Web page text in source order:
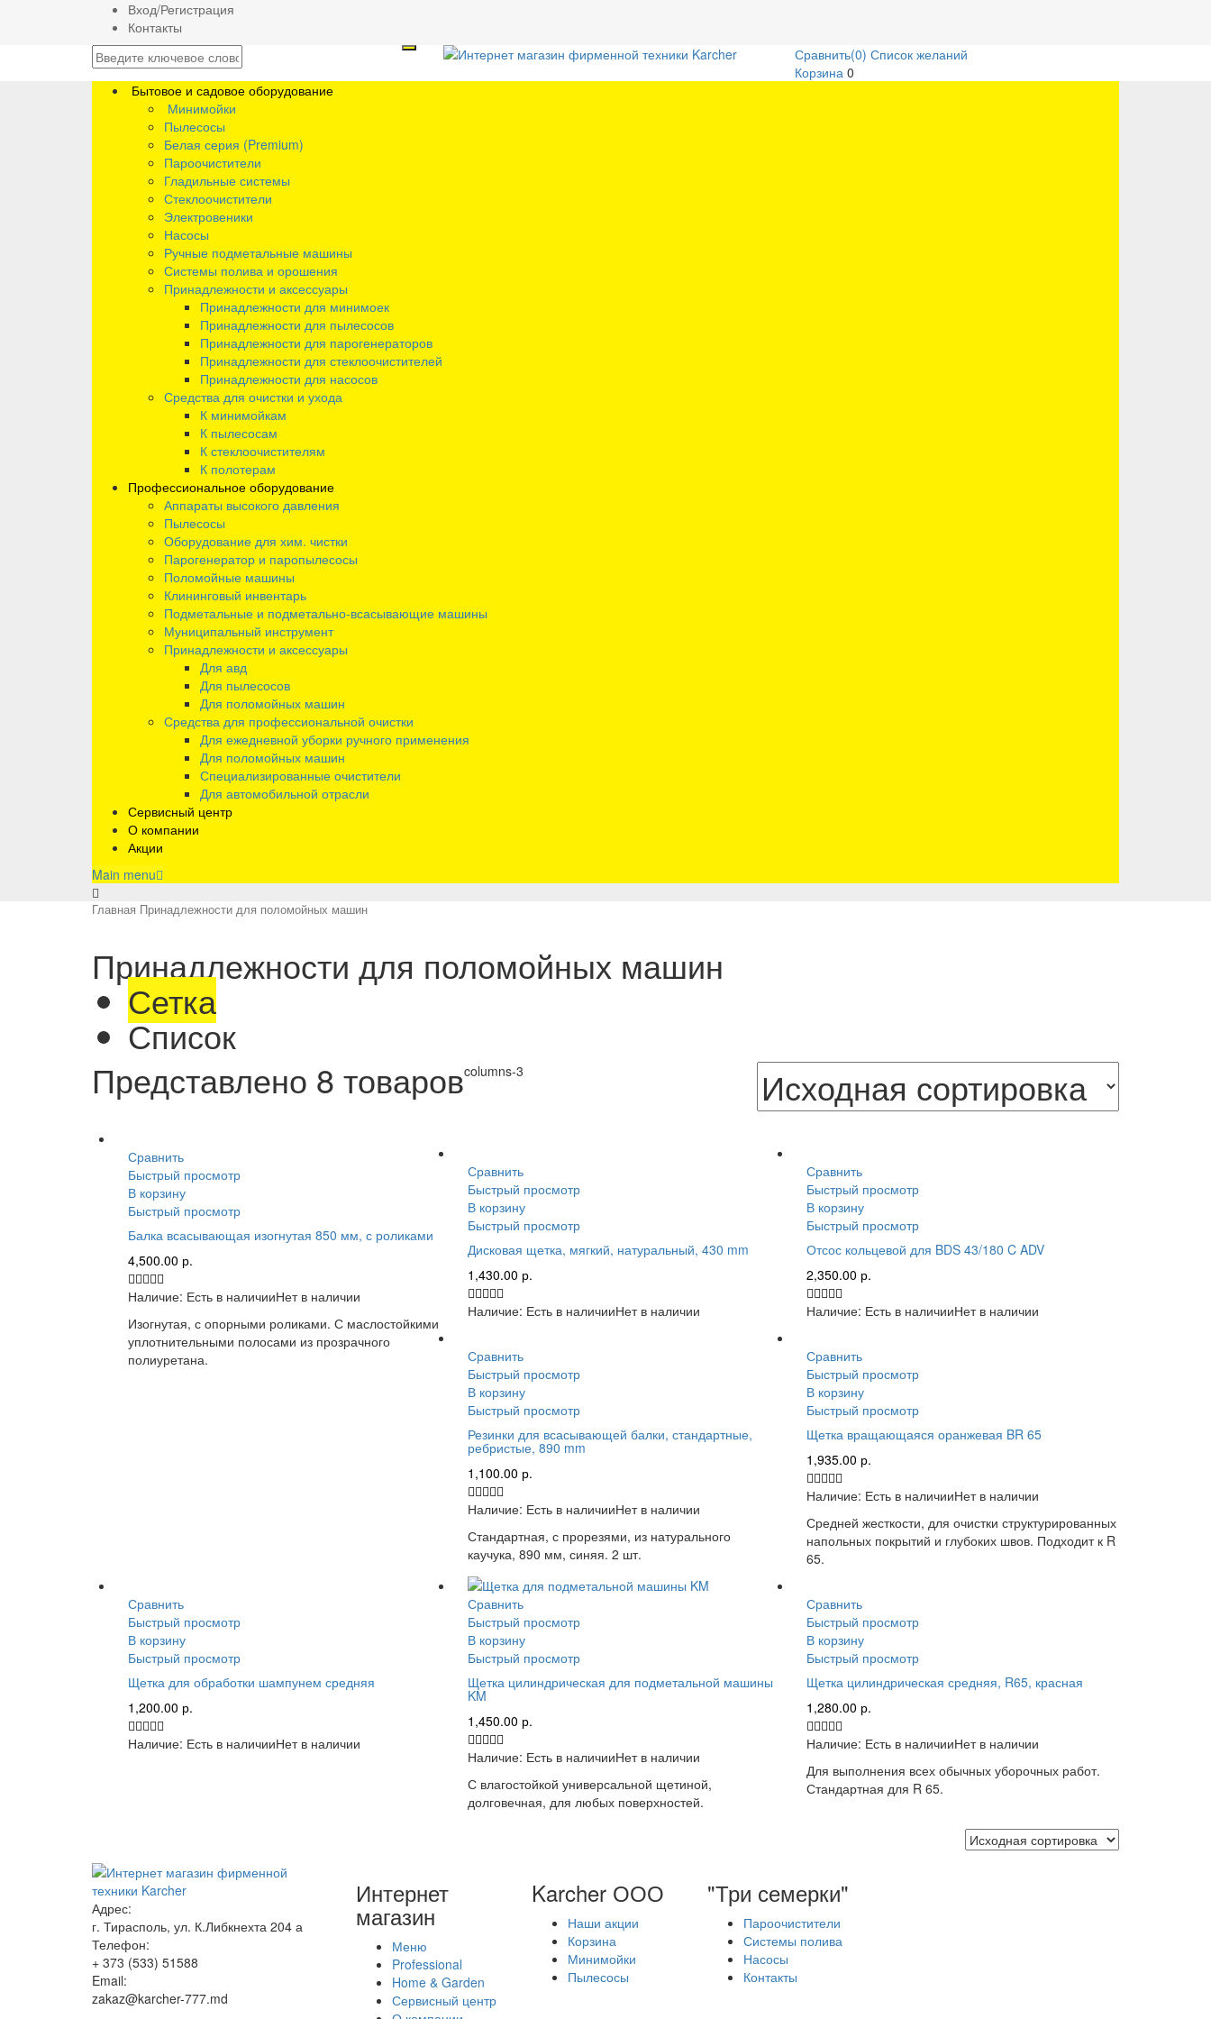
Вход/Регистрация
Контакты
Сравнить(0) Список желаний
Корзина 0
Бытовое и садовое оборудование
Минимойки
Пылесосы
Белая серия (Premium)
Пароочистители
Гладильные системы
Стеклоочистители
Электровеники
Насосы
Ручные подметальные машины
Системы полива и орошения
Принадлежности и аксессуары
Принадлежности для минимоек
Принадлежности для пылесосов
Принадлежности для парогенераторов
Принадлежности для стеклоочистителей
Принадлежности для насосов
Средства для очистки и ухода
К минимойкам
К пылесосам
К стеклоочистителям
К полотерам
Профессиональное оборудование
Аппараты высокого давления
Пылесосы
Оборудование для хим. чистки
Парогенератор и паропылесосы
Поломойные машины
Клининговый инвентарь
Подметальные и подметально-всасывающие машины
Муниципальный инструмент
Принадлежности и аксессуары
Для авд
Для пылесосов
Для поломойных машин
Средства для профессиональной очистки
Для ежедневной уборки ручного применения
Для поломойных машин
Специализированные очистители
Для автомобильной отрасли
Сервисный центр
О компании
Акции
Main menu
Главная Принадлежности для поломойных машин
Принадлежности для поломойных машин
Сетка
Список
Представлено 8 товаровcolumns-3
Сравнить
Быстрый просмотр
В корзину
Быстрый просмотр
Балка всасывающая изогнутая 850 мм, с роликами
4,500.00 р.
Наличие: Есть в наличииНет в наличии
Изогнутая, с опорными роликами. С маслостойкими
уплотнительными полосами из прозрачного
полиуретана.
Сравнить
Быстрый просмотр
В корзину
Быстрый просмотр
Дисковая щетка, мягкий, натуральный, 430 mm
1,430.00 р.
Наличие: Есть в наличииНет в наличии
Сравнить
Быстрый просмотр
В корзину
Быстрый просмотр
Отсос кольцевой для BDS 43/180 C ADV
2,350.00 р.
Наличие: Есть в наличииНет в наличии
Сравнить
Быстрый просмотр
В корзину
Быстрый просмотр
Резинки для всасывающей балки, стандартные,
ребристые, 890 mm
1,100.00 р.
Наличие: Есть в наличииНет в наличии
Стандартная, с прорезями, из натурального
каучука, 890 мм, синяя. 2 шт.
Сравнить
Быстрый просмотр
В корзину
Быстрый просмотр
Щетка вращающаяся оранжевая BR 65
1,935.00 р.
Наличие: Есть в наличииНет в наличии
Средней жесткости, для очистки структурированных
напольных покрытий и глубоких швов. Подходит к R
65.
Сравнить
Быстрый просмотр
В корзину
Быстрый просмотр
Щетка для обработки шампунем средняя
1,200.00 р.
Наличие: Есть в наличииНет в наличии
Сравнить
Быстрый просмотр
В корзину
Быстрый просмотр
Щетка цилиндрическая для подметальной машины
KM
1,450.00 р.
Наличие: Есть в наличииНет в наличии
С влагостойкой универсальной щетиной,
долговечная, для любых поверхностей.
Сравнить
Быстрый просмотр
В корзину
Быстрый просмотр
Щетка цилиндрическая средняя, R65, красная
1,280.00 р.
Наличие: Есть в наличииНет в наличии
Для выполнения всех обычных уборочных работ.
Стандартная для R 65.
Адрес:
г. Тирасполь, ул. К.Либкнехта 204 а
Телефон:
+ 373 (533) 51588
Email:
zakaz@karcher-777.md
Интернет
магазин
Меню
Professional
Home & Garden
Сервисный центр
Karcher ООО
Наши акции
Корзина
Минимойки
Пылесосы
"Три семерки"
Пароочистители
Системы полива
Насосы
Контакты